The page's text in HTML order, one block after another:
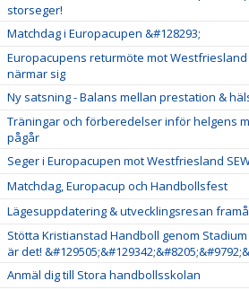
storseger!
Matchdag i Europacupen &#128293;
Europacupens returmöte mot Westfriesland
närmar sig
Ny satsning - Balans mellan prestation &
Träningar och förberedelser inför helgens
pågår
Seger i Europacupen mot Westfriesland
Matchdag, Europacup och Handbollsfest
Lägesuppdatering & utvecklingsresan
Stötta Kristianstad Handboll genom
är det!
Anmäl dig till Stora handbollsskolan